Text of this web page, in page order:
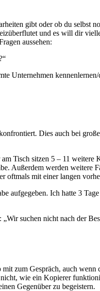
gibt oder ob du selbst
und es will dir
aussehen:
Unternehmen
Dies auch bei
Tisch sitzen 5 – 11
Außerdem werden
oftmals mit einer langen
aufgegeben. Ich hatte 3
suchen nicht nach der
zum Gespräch, auch
wie ein Kopierer
Gegenüber zu begeistern.